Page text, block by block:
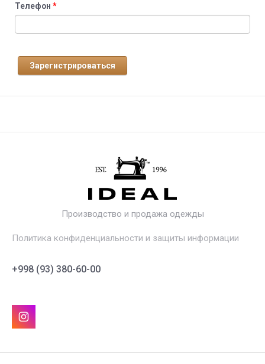
Телефон*
Производство и продажа одежды
Политика конфиденциальности и защиты информации
+998 (93) 380-60-00